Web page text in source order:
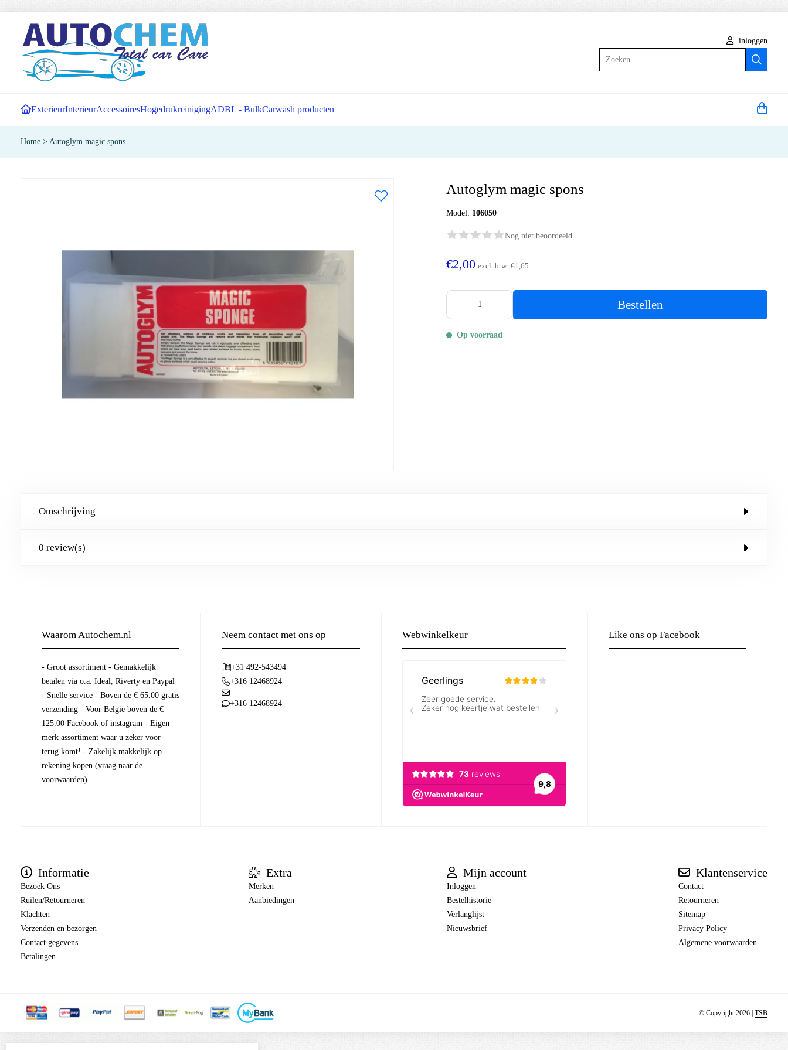
inloggen
ExterieurInterieurAccessoiresHogedrukreinigingADBL - BulkCarwash producten
Home > Autoglym magic spons
Autoglym magic spons
Model: 106050
Nog niet beoordeeld
€2,00 excl. btw:€1,65
Bestellen
Op voorraad
Omschrijving
0 review(s)
Waarom Autochem.nl
- Groot assortiment - Gemakkelijk
betalen via o.a. Ideal, Riverty en Paypal
- Snelle service - Boven de € 65.00 gratis
verzending - Voor België boven de €
125.00 Facebook of instagram - Eigen
merk assortiment waar u zeker voor
terug komt! - Zakelijk makkelijk op
rekening kopen (vraag naar de
voorwaarden)
Neem contact met ons op
+31 492-543494
+316 12468924
+316 12468924
Webwinkelkeur Like ons op Facebook
Informatie
Bezoek Ons
Ruilen/Retourneren
Klachten
Verzenden en bezorgen
Contact gegevens
Betalingen
Extra
Merken
Aanbiedingen
Mijn account
Inloggen
Bestelhistorie
Verlanglijst
Nieuwsbrief
Klantenservice
Contact
Retourneren
Sitemap
Privacy Policy
Algemene voorwaarden
© Copyright 2026 | TSB